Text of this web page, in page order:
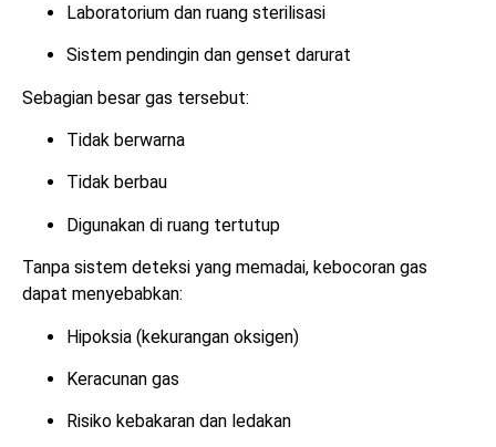
Laboratorium dan ruang sterilisasi
Sistem pendingin dan genset darurat
Sebagian besar gas tersebut:
Tidak berwarna
Tidak berbau
Digunakan di ruang tertutup
Tanpa sistem deteksi yang memadai, kebocoran gas
dapat menyebabkan:
Hipoksia (kekurangan oksigen)
Keracunan gas
Risiko kebakaran dan ledakan